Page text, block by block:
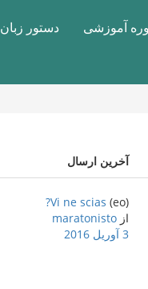
آموزشی دستور زبان
آخرین ارسال
(eo)
Vi ne scias?
از maratonisto
3 آوریل 2016